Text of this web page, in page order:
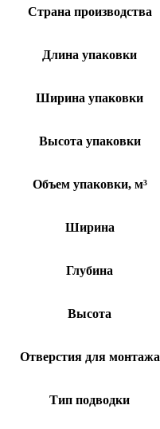
Страна производства
Длина упаковки
Ширина упаковки
Высота упаковки
Объем упаковки, м³
Ширина
Глубина
Высота
Отверстия для монтажа
Тип подводки